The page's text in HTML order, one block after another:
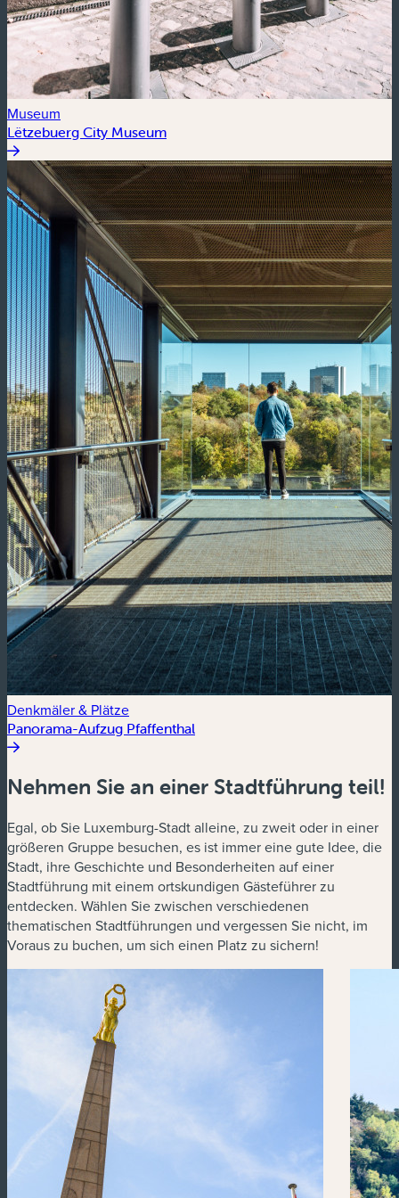
Museum
Lëtzebuerg City Museum
Denkmäler & Plätze
Panorama-Aufzug Pfaffenthal
Nehmen Sie an einer Stadtführung teil!
Egal, ob Sie Luxemburg-Stadt alleine, zu zweit oder in einer
größeren Gruppe besuchen, es ist immer eine gute Idee, die
Stadt, ihre Geschichte und Besonderheiten auf einer
Stadtführung mit einem ortskundigen Gästeführer zu
entdecken. Wählen Sie zwischen verschiedenen
thematischen Stadtführungen und vergessen Sie nicht, im
Voraus zu buchen, um sich einen Platz zu sichern!